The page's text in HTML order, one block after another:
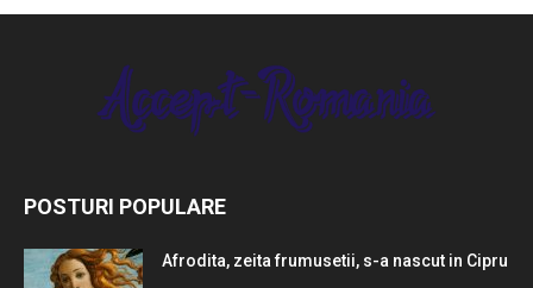
POSTURI POPULARE
Afrodita, zeita frumusetii, s-a nascut in Cipru